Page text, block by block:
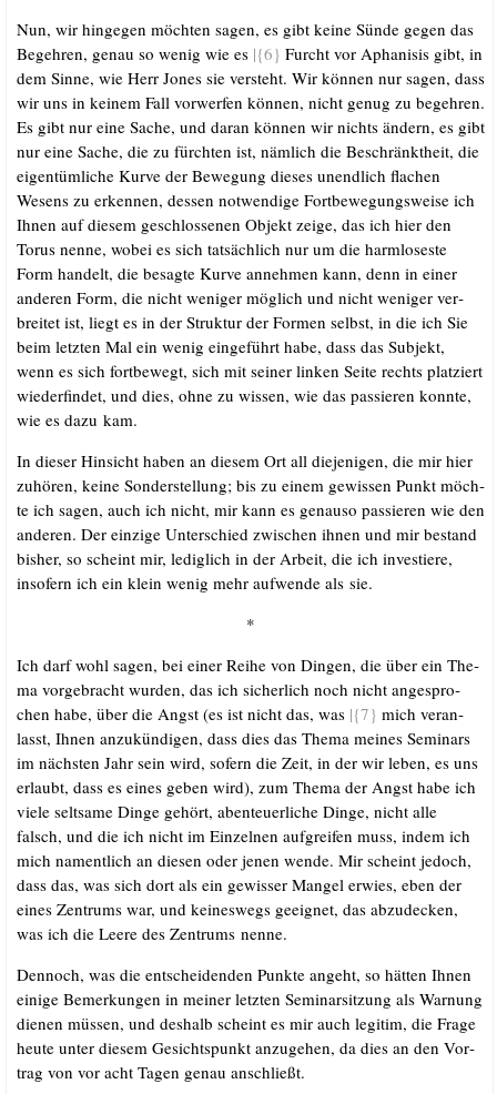
Nun, wir hin­ge­gen möch­ten sagen, es gibt kei­ne Sün­de gegen das
Begeh­ren, genau so wenig wie es |{6} Furcht vor Apha­ni­sis gibt, in
dem Sin­ne, wie Herr Jones sie ver­steht. Wir kön­nen nur sagen, dass
wir uns in kei­nem Fall vor­wer­fen kön­nen, nicht genug zu begeh­ren.
Es gibt nur eine Sache, und dar­an kön­nen wir nichts ändern, es gibt
nur eine Sache, die zu fürch­ten ist, näm­lich die Beschränkt­heit, die
eigen­tüm­li­che Kur­ve der Bewe­gung die­ses unend­lich fla­chen
Wesens zu erken­nen, des­sen not­wen­di­ge Fort­be­we­gungs­wei­se ich
Ihnen auf die­sem geschlos­se­nen Objekt zei­ge, das ich hier den
Torus nen­ne, wobei es sich tat­säch­lich nur um die harm­lo­ses­te
Form han­delt, die besag­te Kur­ve anneh­men kann, denn in einer
ande­ren Form, die nicht weni­ger mög­lich und nicht weni­ger ver­
brei­tet ist, liegt es in der Struk­tur der For­men selbst, in die ich Sie
beim letz­ten Mal ein wenig ein­ge­führt habe, dass das Sub­jekt,
wenn es sich fort­be­wegt, sich mit sei­ner lin­ken Sei­te rechts plat­ziert
wie­der­fin­det, und dies, ohne zu wis­sen, wie das pas­sie­ren konn­te,
wie es dazu kam.
In die­ser Hin­sicht haben an die­sem Ort all die­je­ni­gen, die mir hier
zuhö­ren, kei­ne Son­der­stel­lung; bis zu einem gewis­sen Punkt möch­
te ich sagen, auch ich nicht, mir kann es genau­so pas­sie­ren wie den
ande­ren. Der ein­zi­ge Unter­schied zwi­schen ihnen und mir bestand
bis­her, so scheint mir, ledig­lich in der Arbeit, die ich inves­tie­re,
inso­fern ich ein klein wenig mehr auf­wen­de als sie.
*
Ich darf wohl sagen, bei einer Rei­he von Din­gen, die über ein The­
ma vor­ge­bracht wur­den, das ich sicher­lich noch nicht ange­spro­
chen habe, über die Angst (es ist nicht das, was|{7} mich ver­an­
lasst, Ihnen anzu­kün­di­gen, dass dies das The­ma mei­nes Semi­nars
im nächs­ten Jahr sein wird, sofern die Zeit, in der wir leben, es uns
erlaubt, dass es eines geben wird), zum The­ma der Angst habe ich
vie­le selt­sa­me Din­ge gehört, aben­teu­er­li­che Din­ge, nicht alle
falsch, und die ich nicht im Ein­zel­nen auf­grei­fen muss, indem ich
mich nament­lich an die­sen oder jenen wen­de. Mir scheint jedoch,
dass das, was sich dort als ein gewis­ser Man­gel erwies, eben der
eines Zen­trums war, und kei­nes­wegs geeig­net, das abzu­de­cken,
was ich die Lee­re des Zen­trums nenne.
Den­noch, was die ent­schei­den­den Punk­te angeht, so hät­ten Ihnen
eini­ge Bemer­kun­gen in mei­ner letz­ten Semi­nar­sit­zung als War­nung
die­nen müs­sen, und des­halb scheint es mir auch legi­tim, die Fra­ge
heu­te unter die­sem Gesichts­punkt anzu­ge­hen, da dies an den Vor­
trag von vor acht Tagen genau anschließt.